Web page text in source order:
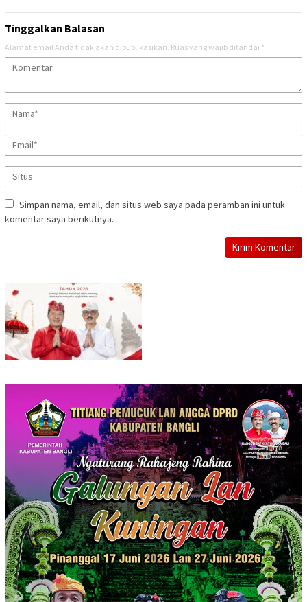
Tinggalkan Balasan
Alamat email Anda tidak akan dipublikasikan. Ruas yang wajib ditandai *
Simpan nama, email, dan situs web saya pada peramban ini untuk
komentar saya berikutnya.